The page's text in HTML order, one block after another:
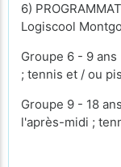
6)
Logiscool
Groupe 6 - 9
; tennis et / ou
Groupe 9 - 18
l'après-midi ;